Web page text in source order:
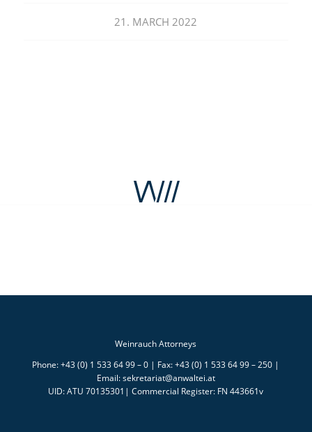
21. MARCH 2022
Weinrauch Attorneys
Phone: +43 (0) 1 533 64 99 – 0 | Fax: +43 (0) 1 533 64 99 – 250 |
Email: sekretariat@anwaltei.at
UID: ATU 70135301| Commercial Register: FN 443661v